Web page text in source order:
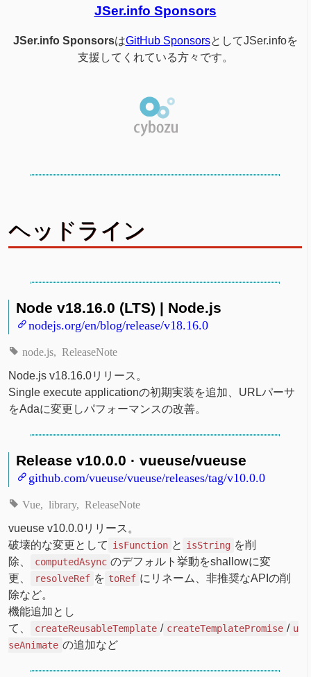
JSer.info Sponsors
JSer.info SponsorsはGitHub SponsorsとしてJSer.infoを
支援してくれている方々です。
ヘッドライン
Node v18.16.0 (LTS) | Node.js
nodejs.org/en/blog/release/v18.16.0
node.js ReleaseNote
Node.js v18.16.0リリース。
Single execute applicationの初期実装を追加、URLパーサ
をAdaに変更しパフォーマンスの改善。
Release v10.0.0 · vueuse/vueuse
github.com/vueuse/vueuse/releases/tag/v10.0.0
Vue library ReleaseNote
vueuse v10.0.0リリース。
破壊的な変更として isFunction と isString を削
除、
computedAsync のデフォルト挙動をshallowに変
更、
resolveRef を toRef にリネーム、非推奨なAPIの削
除など。
機能追加とし
て、
createReusableTemplate / createTemplatePromise / u
seAnimate の追加など